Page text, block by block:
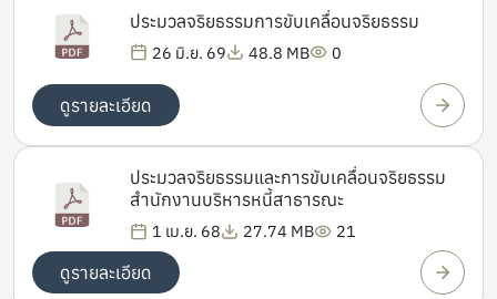
ประมวลจริยธรรมการขับเคลื่อนจริยธรรม
26 มิ.ย. 69 48.8 MB 0
ดูรายละเอียด
ประมวลจริยธรรมและการขับเคลื่อนจริยธรรม
สำนักงานบริหารหนี้สาธารณะ
1 เม.ย. 68 27.74 MB 21
ดูรายละเอียด